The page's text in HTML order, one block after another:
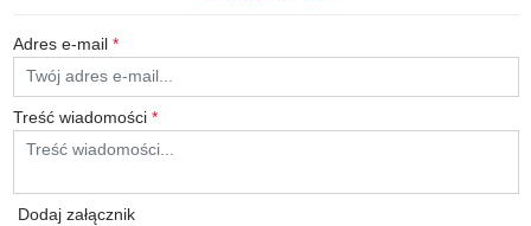
Adres e-mail *
Treść wiadomości *
Dodaj załącznik